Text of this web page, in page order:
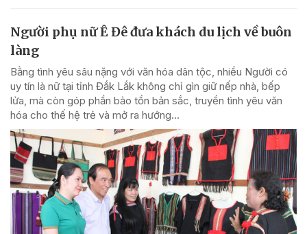
Người phụ nữ Ê Đê đưa khách du lịch về buôn
làng
Bằng tình yêu sâu nặng với văn hóa dân tộc, nhiều Người có
uy tín là nữ tại tỉnh Đắk Lắk không chỉ gìn giữ nếp nhà, bếp
lửa, mà còn góp phần bảo tồn bản sắc, truyền tình yêu văn
hóa cho thế hệ trẻ và mở ra hướng...